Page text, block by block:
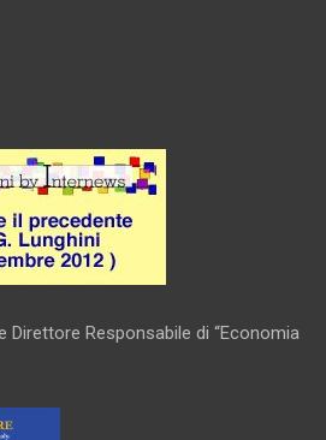
Direttore Responsabile di “Economia